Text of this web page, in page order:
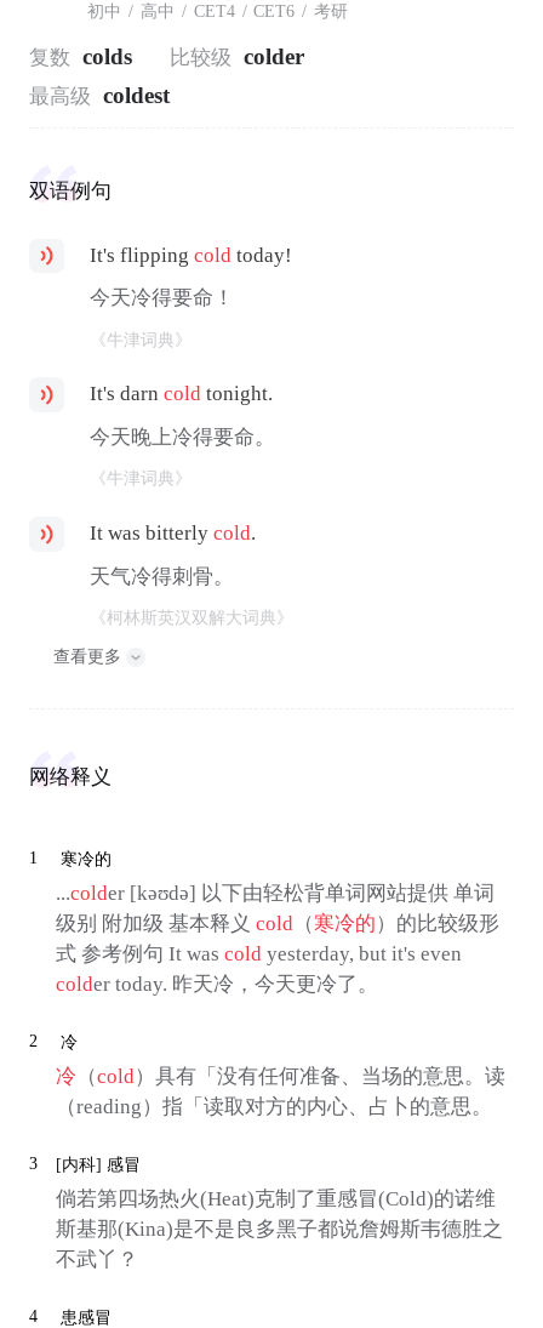
初中 / 高中 / CET4 / CET6 / 考研
复数 colds 比较级 colder
最高级 coldest
双语例句
It's flippingcold today!
今天冷得要命！
《牛津词典》
It's darncold tonight.
今天晚上冷得要命。
《牛津词典》
It was bitterlycold.
天气冷得刺骨。
《柯林斯英汉双解大词典》
查看更多
网络释义
1 寒冷的
...colder [kəʊdə] 以下由轻松背单词网站提供 单词
级别 附加级 基本释义 cold（寒冷的）的比较级形
式 参考例句 It was coldyesterday, but it's even
colder today. 昨天冷，今天更冷了。
2 冷
冷 （cold）具有「没有任何准备、当场的意思。读
（reading）指「读取对方的内心、占卜的意思。
3 [内科] 感冒
倘若第四场热火(Heat)克制了重感冒(Cold)的诺维
斯基那(Kina)是不是良多黑子都说詹姆斯韦德胜之
不武丫？
4 患感冒